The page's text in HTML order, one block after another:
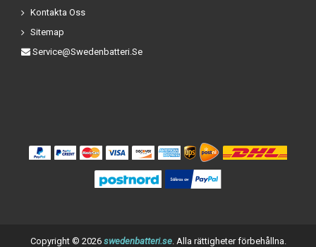
Kontakta Oss
Sitemap
Service@swedenbatteri.se
Copyright © 2026 swedenbatteri.se. Alla rättigheter förbehållna.